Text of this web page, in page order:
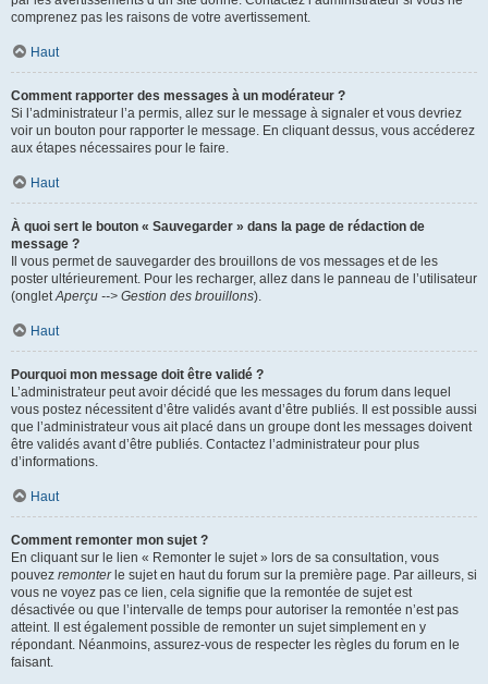
comprenez pas les raisons de votre avertissement.
Haut
Comment rapporter des messages à un modérateur ?
Si l’administrateur l’a permis, allez sur le message à signaler et vous devriez
voir un bouton pour rapporter le message. En cliquant dessus, vous accéderez
aux étapes nécessaires pour le faire.
Haut
À quoi sert le bouton « Sauvegarder » dans la page de rédaction de
message ?
Il vous permet de sauvegarder des brouillons de vos messages et de les
poster ultérieurement. Pour les recharger, allez dans le panneau de l’utilisateur
(ongletAperçu --> Gestion des brouillons).
Haut
Pourquoi mon message doit être validé ?
L’administrateur peut avoir décidé que les messages du forum dans lequel
vous postez nécessitent d’être validés avant d’être publiés. Il est possible aussi
que l’administrateur vous ait placé dans un groupe dont les messages doivent
être validés avant d’être publiés. Contactez l’administrateur pour plus
d’informations.
Haut
Comment remonter mon sujet ?
En cliquant sur le lien « Remonter le sujet » lors de sa consultation, vous
pouvez remonterle sujet en haut du forum sur la première page. Par ailleurs, si
vous ne voyez pas ce lien, cela signifie que la remontée de sujet est
désactivée ou que l’intervalle de temps pour autoriser la remontée n’est pas
atteint. Il est également possible de remonter un sujet simplement en y
répondant. Néanmoins, assurez-vous de respecter les règles du forum en le
faisant.